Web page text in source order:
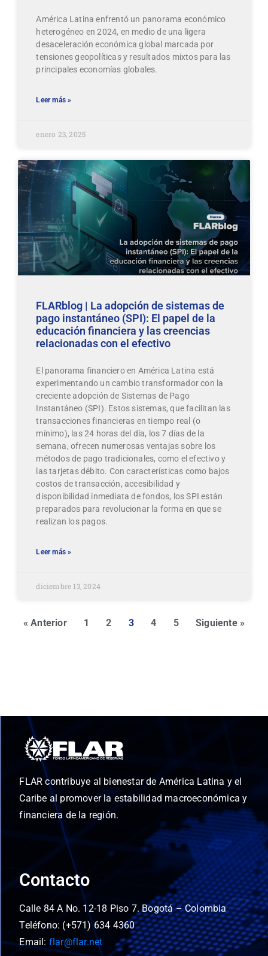
América Latina enfrentó un panorama económico
heterogéneo en 2024, en medio de una ligera
desaceleración económica global marcada por
tensiones geopolíticas y resultados mixtos para las
principales economías globales.
Leer más »
enero 23, 2025
FLARblog | La adopción de sistemas de
pago instantáneo (SPI): El papel de la
educación financiera y las creencias
relacionadas con el efectivo
El panorama financiero en América Latina está
experimentando un cambio transformador con la
creciente adopción de Sistemas de Pago
Instantáneo (SPI). Estos sistemas, que facilitan las
transacciones financieras en tiempo real (o
mínimo), las 24 horas del día, los 7 días de la
semana, ofrecen numerosas ventajas sobre los
métodos de pago tradicionales, como el efectivo y
las tarjetas débito. Con características como bajos
costos de transacción, accesibilidad y
disponibilidad inmediata de fondos, los SPI están
preparados para revolucionar la forma en que se
realizan los pagos.
Leer más »
diciembre 13, 2024
« Anterior 1 2 3 4 5 Siguiente »
FLAR contribuye al bienestar de América Latina y el
Caribe al promover la estabilidad macroeconómica y
financiera de la región.
Contacto
Calle 84 A No. 12-18 Piso 7. Bogotá – Colombia
Teléfono: (+571) 634 4360
Email: flar@flar.net